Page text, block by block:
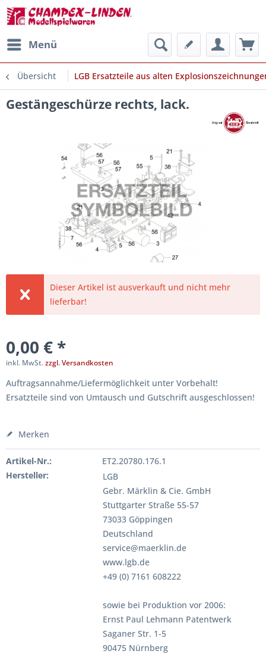
Menü
Übersicht LGB Ersatzteile aus alten
Gestängeschürze rechts, lack.
Dieser Artikel ist ausverkauft und nicht mehr
lieferbar!
0,00 € *
inkl. MwSt.zzgl. Versandkosten
Auftragsannahme/Liefermöglichkeit unter Vorbehalt!
Ersatzteile sind von Umtausch und Gutschrift ausgeschlossen!
Merken
Artikel-Nr.:
ET2.20780.176.1
Hersteller:
LGB
Gebr. Märklin & Cie. GmbH
Stuttgarter Straße 55-57
73033 Göppingen
Deutschland
service@maerklin.de
www.lgb.de
+49 (0) 7161 608222
sowie bei Produktion vor 2006:
Ernst Paul Lehmann Patentwerk
Saganer Str. 1-5
90475 Nürnberg